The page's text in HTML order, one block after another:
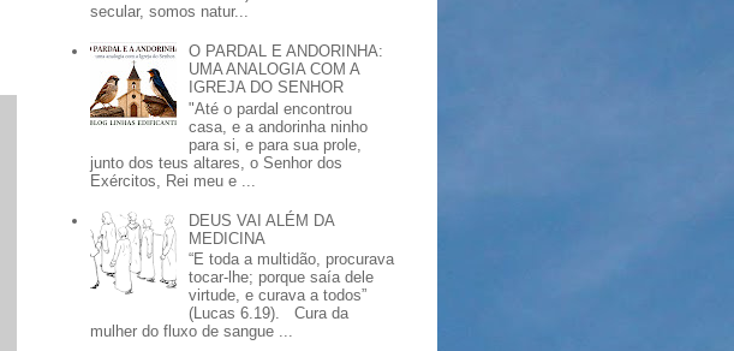
secular, somos natur...
O PARDAL E ANDORINHA:
UMA ANALOGIA COM A
IGREJA DO SENHOR
"Até o pardal encontrou
casa, e a andorinha ninho
para si, e para sua prole,
junto dos teus altares, o Senhor dos
Exércitos, Rei meu e ...
DEUS VAI ALÉM DA
MEDICINA
“E toda a multidão, procurava
tocar-lhe; porque saía dele
virtude, e curava a todos”
(Lucas 6.19). Cura da
mulher do fluxo de sangue ...